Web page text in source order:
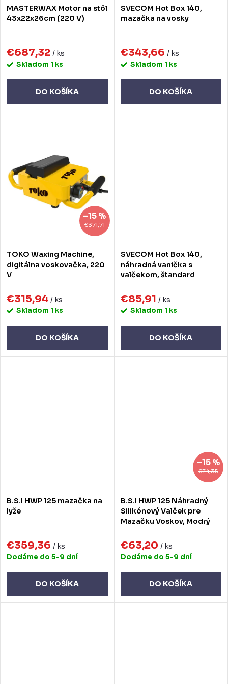
d
k
t
v
d
k
v
MASTERWAX Motor na stôl
43x22x26cm (220 V)
€687,32 / ks
Skladom 1 ks
DO KOŠÍKA
SVECOM Hot Box 140,
mazačka na vosky
€343,66 / ks
Skladom 1 ks
DO KOŠÍKA
€371,71
–15 %
TOKO Waxing Machine,
digitálna voskovačka, 220
V
€315,94 / ks
Skladom 1 ks
DO KOŠÍKA
SVECOM Hot Box 140,
náhradná vanička s
valčekom, štandard
€85,91 / ks
Skladom 1 ks
DO KOŠÍKA
B.S.I HWP 125 mazačka na
lyže
€359,36 / ks
Dodáme do 5-9 dní
DO KOŠÍKA
€74,35
–15 %
B.S.I HWP 125 Náhradný
Silikónový Valček pre
Mazačku Voskov, Modrý
€63,20 / ks
Dodáme do 5-9 dní
DO KOŠÍKA